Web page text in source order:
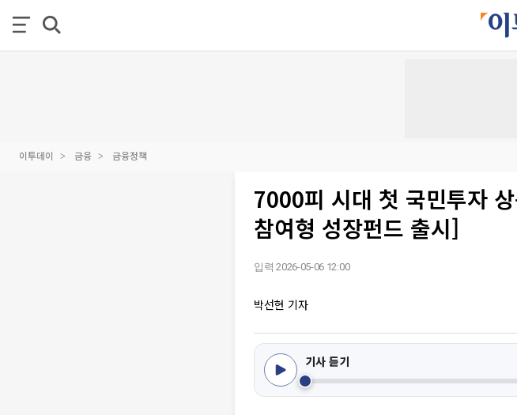
이투데이 금융 금융정책
7000피 시대 첫 국민투자
참여형 성장펀드 출시]
입력 2026-05-06 12:00
박선현 기자
기사 듣기